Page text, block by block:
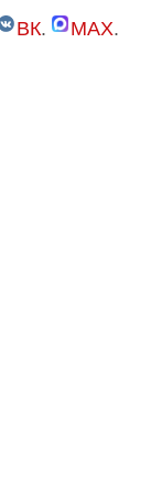
ВК. MAX.